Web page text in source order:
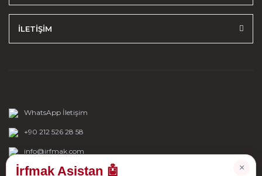
İLETİŞİM
WhatsApp İletişim
+90 212 526 28 58
info@irfmak.com
×
İrfmak Asistan 🤖